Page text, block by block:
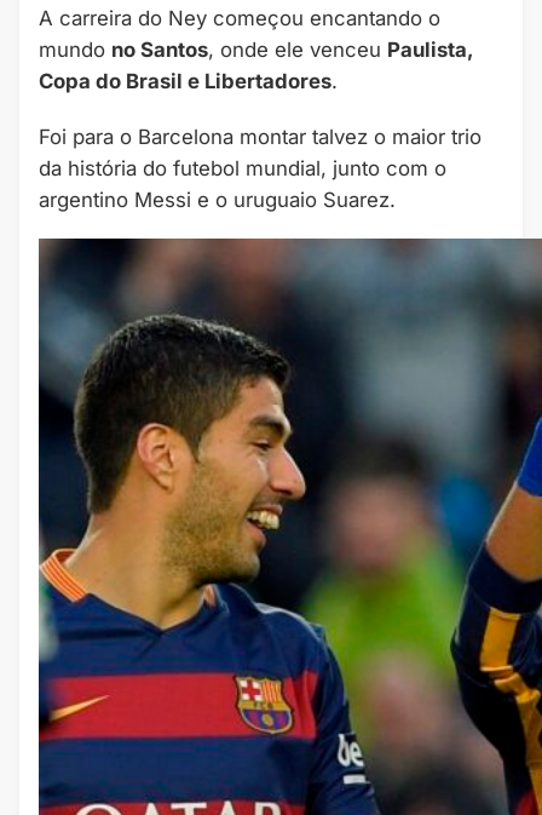
A carreira do Ney começou encantando o
mundo no Santos, onde ele venceu Paulista,
Copa do Brasil e Libertadores.
Foi para o Barcelona montar talvez o maior trio
da história do futebol mundial, junto com o
argentino Messi e o uruguaio Suarez.